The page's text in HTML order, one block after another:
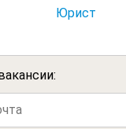
Юрист